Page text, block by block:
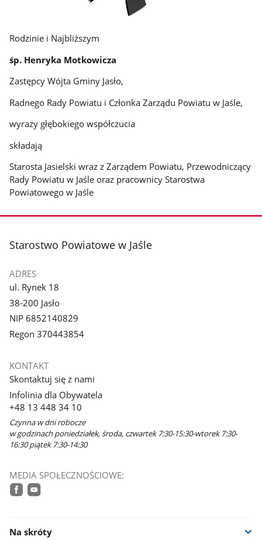
Rodzinie i Najbliższym
śp. Henryka Motkowicza
Zastępcy Wójta Gminy Jasło,
Radnego Rady Powiatu i Członka Zarządu Powiatu w Jaśle,
wyrazy głębokiego współczucia
składają
Starosta Jasielski wraz z Zarządem Powiatu, Przewodniczący
Rady Powiatu w Jaśle oraz pracownicy Starostwa
Powiatowego w Jaśle
stopka
Starostwo Powiatowe w Jaśle
ADRES
ul. Rynek 18
38-200 Jasło
NIP 6852140829
Regon 370443854
KONTAKT
Skontaktuj się z nami
Infolinia dla Obywatela
+48 13 448 34 10
Czynna w dni robocze
w godzinach poniedziałek, środa, czwartek 7:30-15:30-wtorek 7:30-
16:30 piątek 7:30-14:30
MEDIA SPOŁECZNOŚCIOWE:
Na skróty